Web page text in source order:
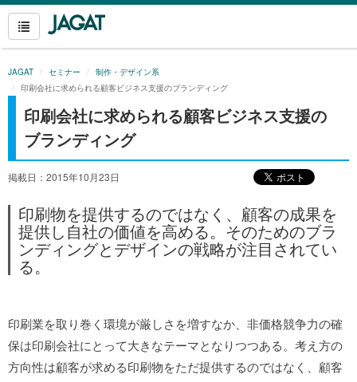
JAGAT セミナー
制作・デザイン系
印刷会社に求められる顧客ビジネス支援のブランディング
印刷会社に求められる顧客ビジネス支援の
ブランディング
掲載日：2015年10月23日
印刷物を提供するのではなく、顧客の成果を
提供し自社の価値を高める。そのためのブラ
ンディングとデザインの戦略が注目されてい
る。
印刷業を取り巻く環境が厳しさを増すなか、非価格競争力の確
保は印刷会社にとって大きなテーマとなりつつある。考え方の
方向性は顧客が求める印刷物をただ提供するのではなく、顧客